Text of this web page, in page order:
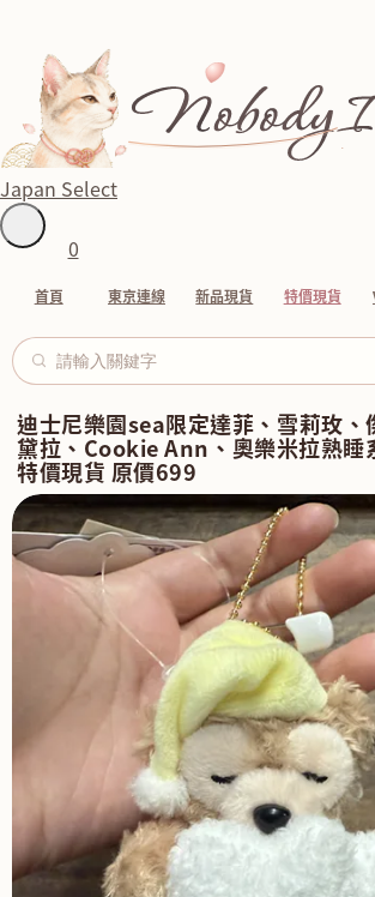
Japan Select
0
首頁 東京連線 新品現貨 特價現貨
迪士尼樂園sea限定達菲、雪莉玫、
黛拉、Cookie Ann、奧樂米拉熟睡
特價現貨 原價699